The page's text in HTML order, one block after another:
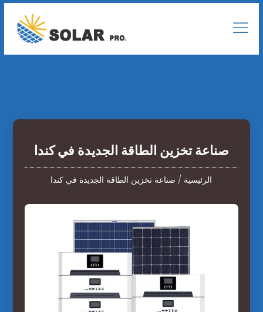
صناعة تخزين الطاقة الجديدة في كندا
الرئيسية / صناعة تخزين الطاقة الجديدة في كندا